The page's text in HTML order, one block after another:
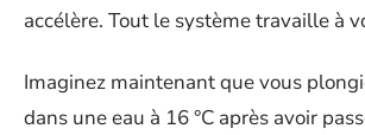
accélère. Tout le système travaille à
Imaginez maintenant que vous
dans une eau à 16 °C après avoir